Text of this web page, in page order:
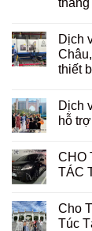
thang
Dịch
thiết
Dịch
hỗ
CHO
TÁC
Cho
Túc